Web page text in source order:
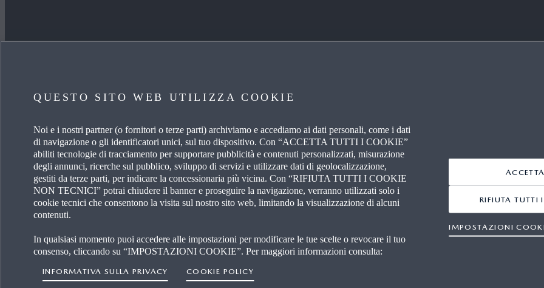
ACCESSORI ORIGINALI
MY MAZDA
MANUTENZIONE
SOLUZIONI FINANZIARIE
USATO GARANTITO
LAVORA CON NOI
OPERATORI INDIPENDENTI
NOTIZIE ED EVENTI
MAZDA RADIO
STANDARD MAZDA
QUESTO SITO WEB UTILIZZA COOKIE
Noi e i nostri partner (o fornitori o terze parti) archiviamo e accediamo ai dati personali, come i dati
di navigazione o gli identificatori unici, sul tuo dispositivo. Con “ACCETTA TUTTI I COOKIE”
abiliti tecnologie di tracciamento per supportare pubblicità e contenuti personalizzati, misurazione
degli annunci, ricerche sul pubblico, sviluppo di servizi e utilizzare dati di geolocalizzazione,
gestiti da terze parti, per indicare la concessionaria più vicina. Con “RIFIUTA TUTTI I COOKIE
NON TECNICI” potrai chiudere il banner e proseguire la navigazione, verranno utilizzati solo i
cookie tecnici che consentono la visita sul nostro sito web, limitando la visualizzazione di alcuni
contenuti.
In qualsiasi momento puoi accedere alle impostazioni per modificare le tue scelte o revocare il tuo
consenso, cliccando su “IMPOSTAZIONI COOKIE”. Per maggiori informazioni consulta:
INFORMATIVA SULLA PRIVACY COOKIE POLICY
IMPOSTAZIONI
RIFIUTA TUTTI